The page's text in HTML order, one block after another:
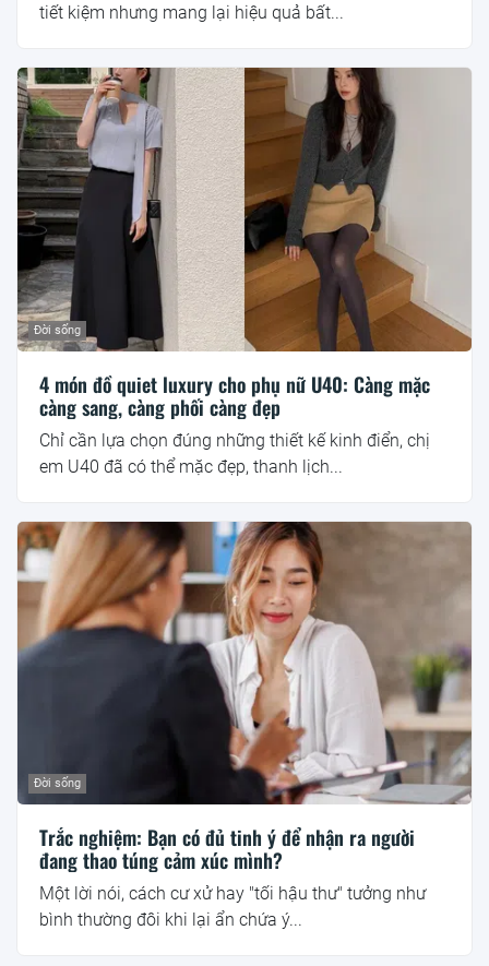
tiết kiệm nhưng mang lại hiệu quả bất...
Đời sống
4 món đồ quiet luxury cho phụ nữ U40: Càng mặc
càng sang, càng phối càng đẹp
Chỉ cần lựa chọn đúng những thiết kế kinh điển, chị
em U40 đã có thể mặc đẹp, thanh lịch...
Đời sống
Trắc nghiệm: Bạn có đủ tinh ý để nhận ra người
đang thao túng cảm xúc mình?
Một lời nói, cách cư xử hay "tối hậu thư" tưởng như
bình thường đôi khi lại ẩn chứa ý...